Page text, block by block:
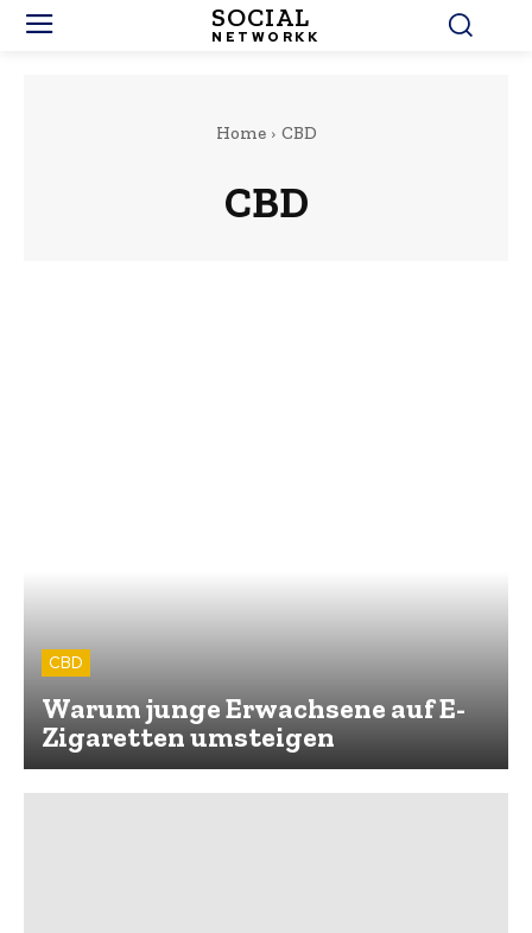
SOCIAL
NETWORKK
Home CBD
CBD
CBD
Warum junge Erwachsene auf E-
Zigaretten umsteigen